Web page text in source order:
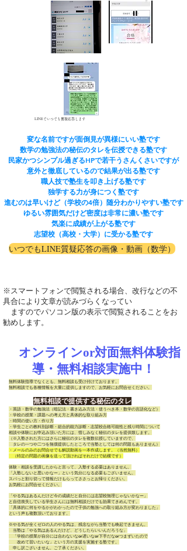
LINEでいつでも質疑応答します
変な名前ですが面倒見が異様にいい塾です
​数学の勉強法の秘伝のタレを伝授できる塾です
民家かつシンプル過ぎるHPで若干うさんくさいですが
​意外と徹底しているので結果が出る塾です
​職人技で塾生を叩き上げる塾です
​独学する力が身につく塾です
進むのは早いけど（学校の4倍）随分わかりやすい塾です
ゆるい雰囲気だけど密度は非常に濃い塾です
気楽に成績が上がる塾です
志望校（高校・大学）に受かる塾です
いつでもLINE質疑応答の画像・動画（数学）
※スマートフォンで閲覧される場合、改行などの不
具合により文章が読みづらくなってい
ますのでパソコン版の表示で閲覧されることをお
勧めします。
オンラインor対面無料体験指
導・無料相談実施中！
無料体験指導でなくとも、無料相談も受け付けております。
無料相談でも各種情報を大量に提供しますので、お気軽にお問合せください。
無料相談で提供する秘伝のタレ
・英語・数学の勉強法（暗記法・書き込み方法・使うべき本・数学の言語化など）
・学校の授業・課題への考え方と具体的な取り組み方
・時間の使い方・作り方
・学生ごとの教科別診断・総合的能力診断・志望校合格可能性と残り時間について
相談や体験にお申込み頂いた方には、惜しみなく秘伝のタレを提供致します。
（※入塾された方にはさらに秘伝のタレを複数伝授していますので、
​ タレの一つや二つを無償提供したところで当塾としては何の問題もありません）
・メールのみのお問合せでも解説動画を一本作成します。（当然無料）
（特定の問題の画像を送って頂ければそれだけで結構です）
体験・相談を受講したからと言って、入塾する必要はありません。
「入塾しないと悪いかなー」という気分になる必要もございません。
スパっと割り切って情報だけもらってささっとお帰りください。
お気軽にお問合せください。
「やる気はあるんだけど今の成績だと自分には志望校無理じゃないかなー」
と自信喪失している学生さんには無料相談だけでも効果てきめんです。
「具体的に何をやるかがわかったので子供の勉強への取り組み方が変わりました」
という声も複数頂いております。
※やる気が全くゼロの人のやる気は、残念ながら当塾でも喚起できません。
当塾は「やる気はあるんだけど、どうしたらいいんだろうな」
「学校の授業が自分には合わないなor遅いなor下手だなorつまずいたので
改めて習いたいな」という方の支援を実施する塾です。
申し訳ございません。ご了承ください。